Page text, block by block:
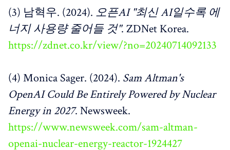
(3) 남혁우. (2024). 오픈AI "최신 AI일수록 에
너지 사용량 줄어들 것". ZDNet Korea.
https://zdnet.co.kr/view/?no=20240714092133
(4) Monica Sager. (2024). Sam Altman's
OpenAI Could Be Entirely Powered by Nuclear
Energy in 2027. Newsweek.
https://www.newsweek.com/sam-altman-
openai-nuclear-energy-reactor-1924427